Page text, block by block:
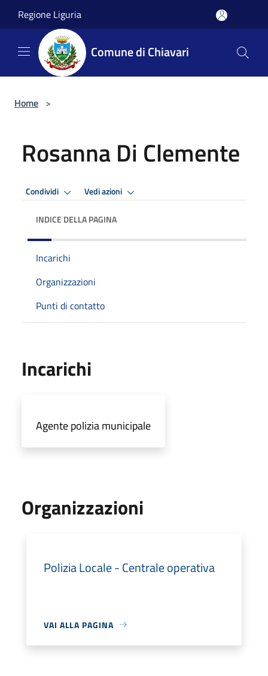
Regione Liguria
Comune di Chiavari
Home >
Rosanna Di Clemente
Condividi Vedi azioni
INDICE DELLA PAGINA
Incarichi
Organizzazioni
Punti di contatto
Incarichi
Agente polizia municipale
Organizzazioni
Polizia Locale - Centrale operativa
VAI ALLA PAGINA